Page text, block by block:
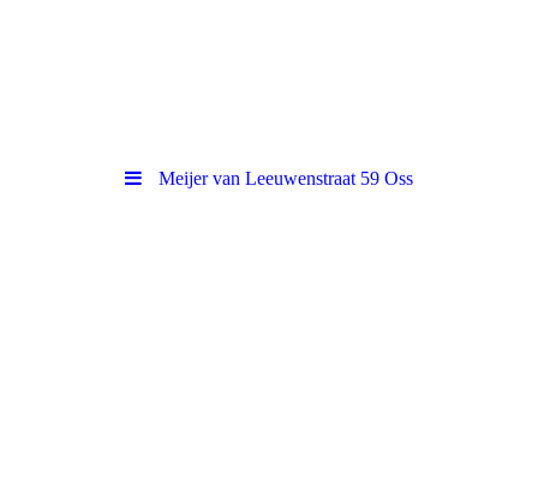
Meijer van Leeuwenstraat 59 Oss